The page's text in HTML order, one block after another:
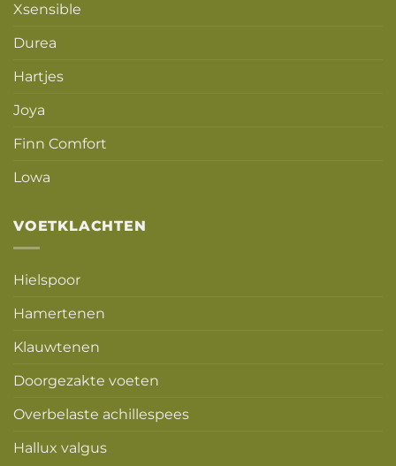
Xsensible
Durea
Hartjes
Joya
Finn Comfort
Lowa
VOETKLACHTEN
Hielspoor
Hamertenen
Klauwtenen
Doorgezakte voeten
Overbelaste achillespees
Hallux valgus